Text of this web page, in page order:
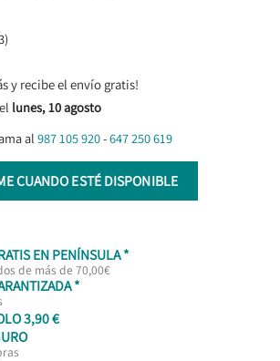
y recibe el envío gratis!
lunes, 10 agosto
al 987 105 920-647 250 619
CUANDO ESTÉ DISPONIBLE
EN PENÍNSULA *
de más de 70,00€
*
3,90 €